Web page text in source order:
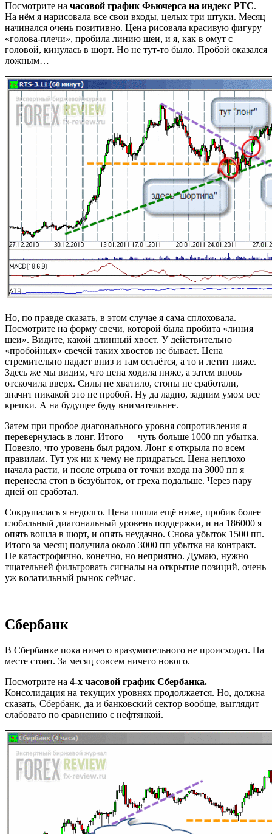
Посмотрите на часовой график Фьючерса на индекс РТС.
На нём я нарисовала все свои входы, целых три штуки. Месяц
начинался очень позитивно. Цена рисовала красивую фигуру
«голова-плечи», пробила линию шеи, и я, как в омут с
головой, кинулась в шорт. Но не тут-то было. Пробой оказался
ложным…
Но, по правде сказать, в этом случае я сама сплоховала.
Посмотрите на форму свечи, которой была пробита «линия
шеи». Видите, какой длинный хвост. У действительно
«пробойных» свечей таких хвостов не бывает. Цена
стремительно падает вниз и там остаётся, а то и летит ниже.
Здесь же мы видим, что цена ходила ниже, а затем вновь
отскочила вверх. Силы не хватило, стопы не сработали,
значит никакой это не пробой. Ну да ладно, задним умом все
крепки. А на будущее буду внимательнее.
Затем при пробое диагонального уровня сопротивления я
перевернулась в лонг. Итого — чуть больше 1000 пп убытка.
Повезло, что уровень был рядом. Лонг я открыла по всем
правилам. Тут уж ни к чему не придраться. Цена неплохо
начала расти, и после отрыва от точки входа на 3000 пп я
перенесла стоп в безубыток, от греха подальше. Через пару
дней он сработал.
Сокрушалась я недолго. Цена пошла ещё ниже, пробив более
глобальный диагональный уровень поддержки, и на 186000 я
опять вошла в шорт, и опять неудачно. Снова убыток 1500 пп.
Итого за месяц получила около 3000 пп убытка на контракт.
Не катастрофично, конечно, но неприятно. Думаю, нужно
тщательней фильтровать сигналы на открытие позиций, очень
уж волатильный рынок сейчас.
Сбербанк
В Сбербанке пока ничего вразумительного не происходит. На
месте стоит. За месяц совсем ничего нового.
Посмотрите на 4-х часовой график Сбербанка.
Консолидация на текущих уровнях продолжается. Но, должна
сказать, Сбербанк, да и банковский сектор вообще, выглядит
слабовато по сравнению с нефтянкой.